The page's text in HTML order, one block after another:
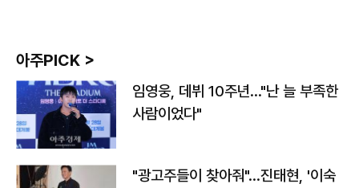
아주PICK >
임영웅, 데뷔 10주년…"난 늘 부족한
사람이었다"
"광고주들이 찾아줘"…진태현, '이숙